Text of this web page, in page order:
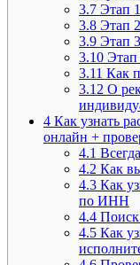
3.7 Этап 1
3.8 Этап 2
3.9 Этап 3
3.10 Этап
3.11 Как
3.12 О
4 Как узнать
онлайн +
4.1
4.2 Как
4.3 Как
по ИНН
4.4
4.5 Как